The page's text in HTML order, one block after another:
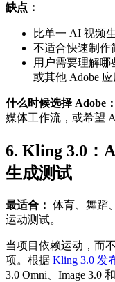
缺点：
比单一 AI 视频
不适合快速制作
用户需要理解哪
或其他 Adobe 应
什么时候选择 Adobe：
媒体工作流，或希望
6. Kling 3.0：
生成测试
最适合： 体育、舞蹈
运动测试。
当项目依赖运动，而
项。根据 Kling 3.0 发
3.0 Omni、Image 3.0